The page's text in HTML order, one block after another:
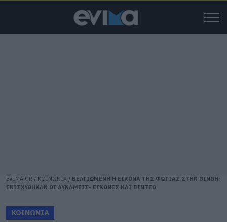
EVIMA.GR / ΚΟΙΝΩΝΙΑ / ΒΕΛΤΙΩΜΕΝΗ Η ΕΙΚΟΝΑ ΤΗΣ ΦΩΤΙΑΣ ΣΤΗΝ ΟΙΝΟΗ:
ΕΝΙΣΧΥΘΗΚΑΝ ΟΙ ΔΥΝΑΜΕΙΣ- ΕΙΚΟΝΕΣ ΚΑΙ ΒΙΝΤΕΟ
ΚΟΙΝΩΝΙΑ